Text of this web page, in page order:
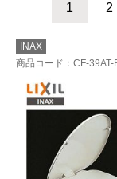
1 2
INAX
商品コード ：CF-39AT-